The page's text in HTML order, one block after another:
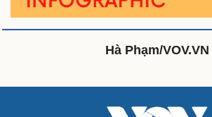
Sân khấu - Điện ảnh
Nghệ sĩ
Hà Phạm/VOV.VN